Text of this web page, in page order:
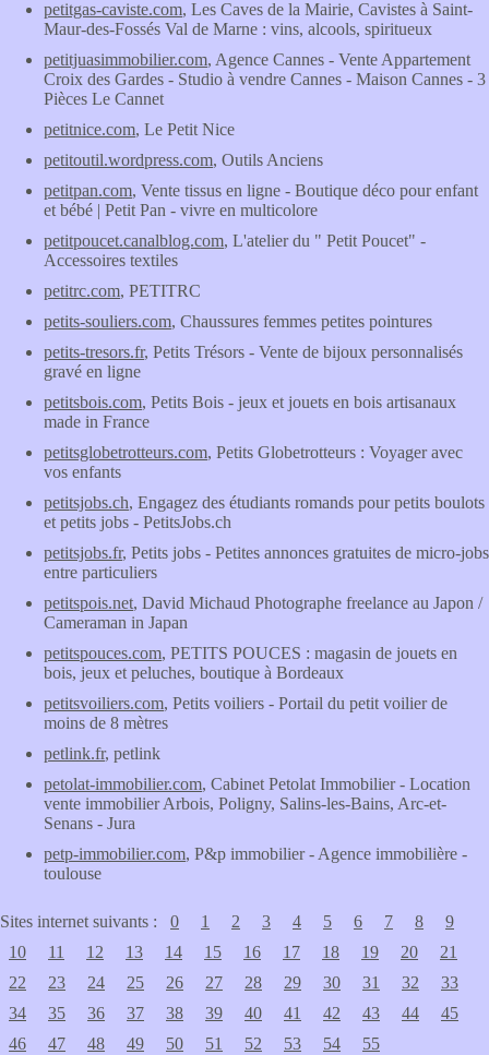
petitgas-caviste.com, Les Caves de la Mairie, Cavistes à Saint-
Maur-des-Fossés Val de Marne : vins, alcools, spiritueux
petitjuasimmobilier.com, Agence Cannes - Vente Appartement
Croix des Gardes - Studio à vendre Cannes - Maison Cannes - 3
Pièces Le Cannet
petitnice.com, Le Petit Nice
petitoutil.wordpress.com, Outils Anciens
petitpan.com, Vente tissus en ligne - Boutique déco pour enfant
et bébé | Petit Pan - vivre en multicolore
petitpoucet.canalblog.com, L'atelier du " Petit Poucet" -
Accessoires textiles
petitrc.com, PETITRC
petits-souliers.com, Chaussures femmes petites pointures
petits-tresors.fr, Petits Trésors - Vente de bijoux personnalisés
gravé en ligne
petitsbois.com, Petits Bois - jeux et jouets en bois artisanaux
made in France
petitsglobetrotteurs.com, Petits Globetrotteurs : Voyager avec
vos enfants
petitsjobs.ch, Engagez des étudiants romands pour petits boulots
et petits jobs - PetitsJobs.ch
petitsjobs.fr, Petits jobs - Petites annonces gratuites de micro-jobs
entre particuliers
petitspois.net, David Michaud Photographe freelance au Japon /
Cameraman in Japan
petitspouces.com, PETITS POUCES : magasin de jouets en
bois, jeux et peluches, boutique à Bordeaux
petitsvoiliers.com, Petits voiliers - Portail du petit voilier de
moins de 8 mètres
petlink.fr, petlink
petolat-immobilier.com, Cabinet Petolat Immobilier - Location
vente immobilier Arbois, Poligny, Salins-les-Bains, Arc-et-
Senans - Jura
petp-immobilier.com, P&p immobilier - Agence immobilière -
toulouse
Sites internet suivants : 0 1 2 3 4 5 6 7 8
9
10
11 12 13 14 15 16 17 18 19 20
21
22
23 24 25 26 27 28 29 30 31 32
33
34
35 36 37 38 39 40 41 42 43 44
45
46
47 48 49 50 51 52 53 54 55